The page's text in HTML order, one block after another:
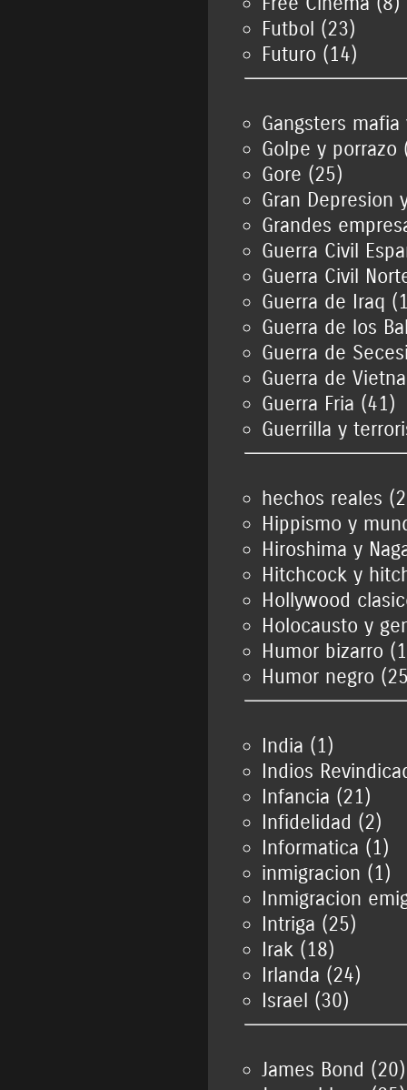
Futbol (23)
Futuro (14)
Gangsters
Golpe y porrazo
Gore (25)
Gran Depresion
Grandes
Guerra Civil
Guerra Civil
Guerra de Iraq
Guerra de los
Guerra de
Guerra de
Guerra Fria (41)
Guerrilla y
hechos reales
Hippismo y
Hiroshima y
Hitchcock y
Hollywood
Holocausto y
Humor bizarro
Humor negro
India (1)
Indios
Infancia (21)
Infidelidad (2)
Informatica (1)
inmigracion (1)
Inmigracion
Intriga (25)
Irak (18)
Irlanda (24)
Israel (30)
James Bond (20)